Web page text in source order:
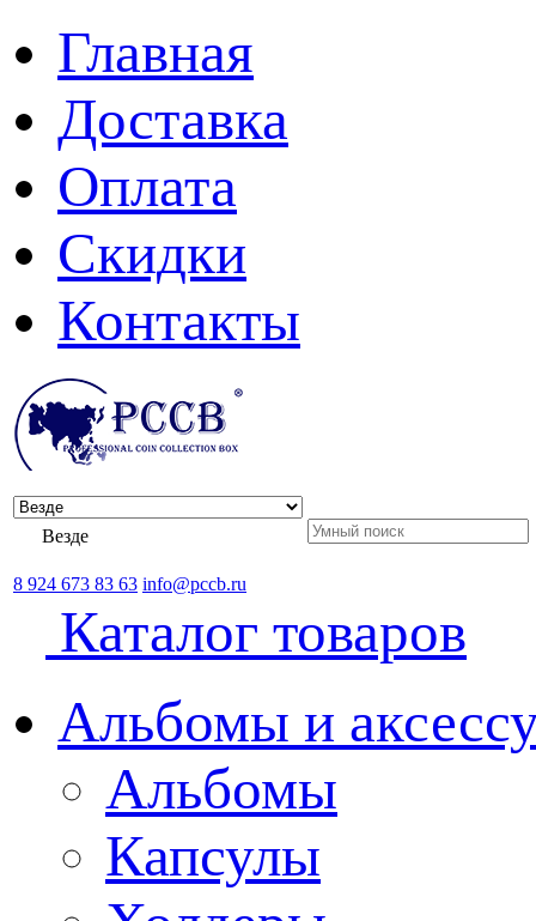
Главная
Доставка
Оплата
Скидки
Контакты
Везде
8 924 673 83 63 info@pccb.ru
Каталог товаров
Альбомы и
Альбомы
Капсулы